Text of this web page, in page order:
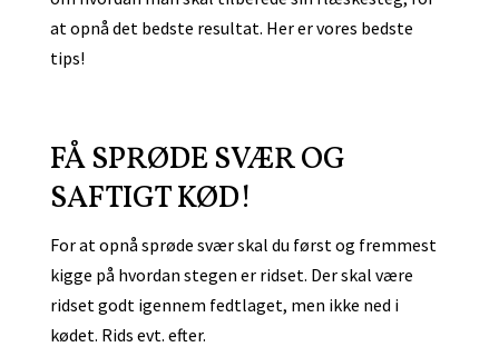
at opnå det bedste resultat. Her er vores bedste
tips!
FÅ SPRØDE SVÆR OG
SAFTIGT KØD!
For at opnå sprøde svær skal du først og fremmest
kigge på hvordan stegen er ridset. Der skal være
ridset godt igennem fedtlaget, men ikke ned i
kødet. Rids evt. efter.